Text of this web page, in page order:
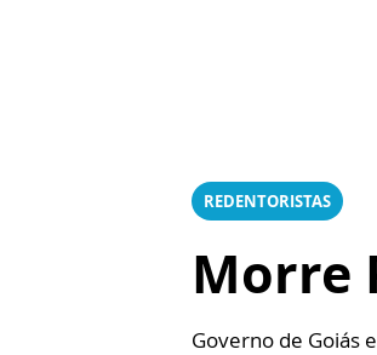
REDENTORISTAS
Morre
Governo de Goiás